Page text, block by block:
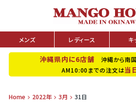
メンズ レディース キ
沖縄県内に6店舗 沖縄から南
AM10:00までの注文は当
Home 2022年 3月 31日